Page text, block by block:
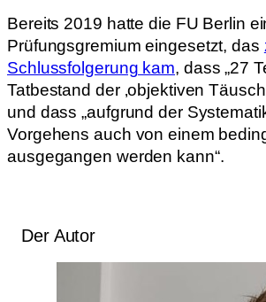
Bereits 2019 hatte die FU Berlin
Prüfungsgremium eingesetzt, das
Schlussfolgerung kam, dass „27
Tatbestand der ‚objektiven
und dass „aufgrund der
Vorgehens auch von einem
ausgegangen werden kann“.
Der Autor